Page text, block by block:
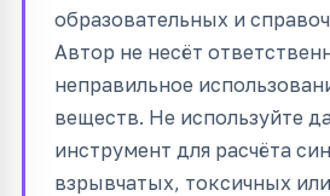
образовательных и
Автор не несёт
неправильное
веществ. Не используйте
инструмент для расчёта
взрывчатых, токсичных